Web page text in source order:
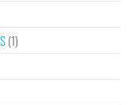
(1)